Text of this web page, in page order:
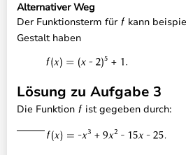
Alternativer Weg
Der Funktionsterm für
kann
Gestalt haben
Lösung zu Aufgabe 3
Die Funktion ist gegeben durch: